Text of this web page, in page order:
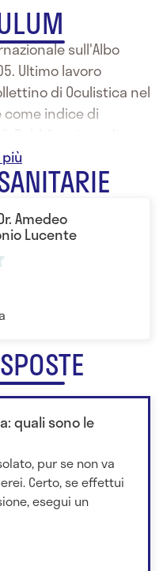
sull'Albo
Ultimo lavoro
di Oculistica nel
come indice di
Domani
Amedeo
Lucente
quali sono le
pur se non va
Certo, se effettui
esegui un